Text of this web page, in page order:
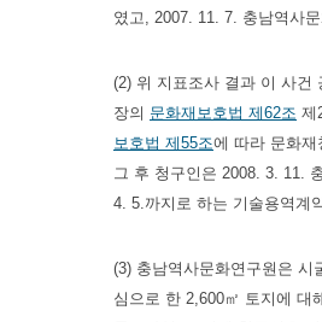
였고, 2007. 11. 7. 충남역사
(2) 위 지표조사 결과 이 사건
장의 문화재보호법 제62조 제
보호법 제55조에 따라 문화
그 후 청구인은 2008. 3. 11.
4. 5.까지로 하는 기술용역계
(3) 충남역사문화연구원은
심으로 한 2,600㎡ 토지에 대